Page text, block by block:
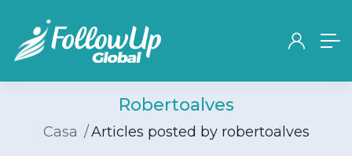
Robertoalves
Casa Articles posted by robertoalves